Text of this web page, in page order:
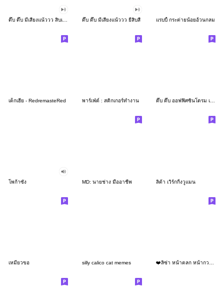
ดึ๊บ ดึ๊บ มีเสียงแน้ววว ยี่สิบสี่ แรบบี้ กระต่ายน้อยอ้วนกลม
เด็กเฮีย - RedremasteRed พาร์เฟ่ต์ : สติกเกอร์ทำงาน ดึ๊บ ดึ๊บ ออฟฟิศซินโดรม เจ็ด
โพก้าซัง MD: นายช่าง มืออาชีพ ลิต้า เวิร์กกิ้งวูแมน
เหมียวขอ silly calico cat memes